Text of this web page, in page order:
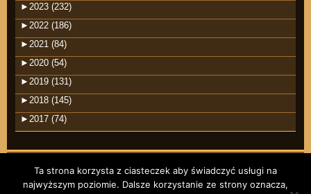
► 2023 (232)
► 2022 (186)
► 2021 (84)
► 2020 (54)
► 2019 (131)
► 2018 (145)
► 2017 (74)
©2026 raindrops
Ta strona korzysta z ciasteczek aby świadczyć usługi na
najwyższym poziomie. Dalsze korzystanie ze strony oznacza,